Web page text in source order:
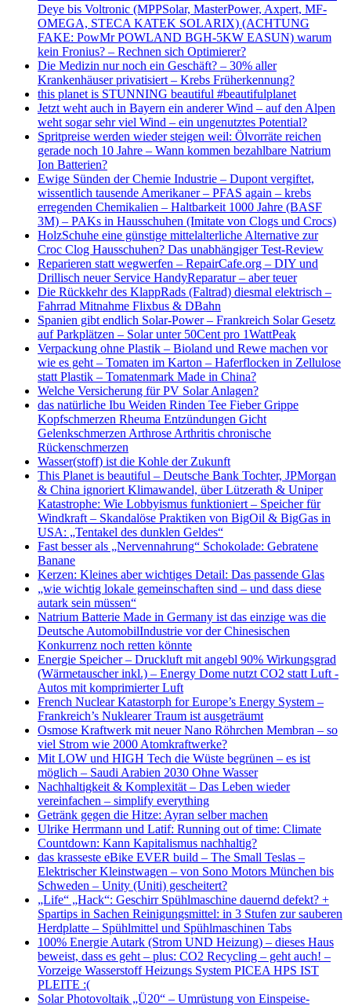
Deye bis Voltronic (MPPSolar, MasterPower, Axpert, MF-
OMEGA, STECA KATEK SOLARIX) (ACHTUNG
FAKE: PowMr POWLAND BGH-5KW EASUN) warum
kein Fronius? – Rechnen sich Optimierer?
Die Medizin nur noch ein Geschäft? – 30% aller
Krankenhäuser privatisiert – Krebs Früherkennung?
this planet is STUNNING beautiful #beautifulplanet
Jetzt weht auch in Bayern ein anderer Wind – auf den Alpen
weht sogar sehr viel Wind – ein ungenutztes Potential?
Spritpreise werden wieder steigen weil: Ölvorräte reichen
gerade noch 10 Jahre – Wann kommen bezahlbare Natrium
Ion Batterien?
Ewige Sünden der Chemie Industrie – Dupont vergiftet,
wissentlich tausende Amerikaner – PFAS again – krebs
erregenden Chemikalien – Haltbarkeit 1000 Jahre (BASF
3M) – PAKs in Hausschuhen (Imitate von Clogs und Crocs)
HolzSchuhe eine günstige mittelalterliche Alternative zur
Croc Clog Hausschuhen? Das unabhängiger Test-Review
Reparieren statt wegwerfen – RepairCafe.org – DIY und
Drillisch neuer Service HandyReparatur – aber teuer
Die Rückkehr des KlappRads (Faltrad) diesmal elektrisch –
Fahrrad Mitnahme Flixbus & DBahn
Spanien gibt endlich Solar-Power – Frankreich Solar Gesetz
auf Parkplätzen – Solar unter 50Cent pro 1WattPeak
Verpackung ohne Plastik – Bioland und Rewe machen vor
wie es geht – Tomaten im Karton – Haferflocken in Zellulose
statt Plastik – Tomatenmark Made in China?
Welche Versicherung für PV Solar Anlagen?
das natürliche Ibu Weiden Rinden Tee Fieber Grippe
Kopfschmerzen Rheuma Entzündungen Gicht
Gelenkschmerzen Arthrose Arthritis chronische
Rückenschmerzen
Wasser(stoff) ist die Kohle der Zukunft
This Planet is beautiful – Deutsche Bank Tochter, JPMorgan
& China ignoriert Klimawandel, über Lützerath & Uniper
Katastrophe: Wie Lobbyismus funktioniert – Speicher für
Windkraft – Skandalöse Praktiken von BigOil & BigGas in
USA: „Tentakel des dunklen Geldes“
Fast besser als „Nervennahrung“ Schokolade: Gebratene
Banane
Kerzen: Kleines aber wichtiges Detail: Das passende Glas
„wie wichtig lokale gemeinschaften sind – und dass diese
autark sein müssen“
Natrium Batterie Made in Germany ist das einzige was die
Deutsche AutomobilIndustrie vor der Chinesischen
Konkurrenz noch retten könnte
Energie Speicher – Druckluft mit angebl 90% Wirkungsgrad
(Wärmetauscher inkl.) – Energy Dome nutzt CO2 statt Luft -
Autos mit komprimierter Luft
French Nuclear Katastorph for Europe’s Energy System –
Frankreich’s Nuklearer Traum ist ausgeträumt
Osmose Kraftwerk mit neuer Nano Röhrchen Membran – so
viel Strom wie 2000 Atomkraftwerke?
Mit LOW und HIGH Tech die Wüste begrünen – es ist
möglich – Saudi Arabien 2030 Ohne Wasser
Nachhaltigkeit & Komplexität – Das Leben wieder
vereinfachen – simplify everything
Getränk gegen die Hitze: Ayran selber machen
Ulrike Herrmann und Latif: Running out of time: Climate
Countdown: Kann Kapitalismus nachhaltig?
das krasseste eBike EVER build – The Small Teslas –
Elektrischer Kleinstwagen – von Sono Motors München bis
Schweden – Unity (Uniti) gescheitert?
„Life“ „Hack“: Geschirr Spühlmaschine dauernd defekt? +
Spartips in Sachen Reinigungsmittel: in 3 Stufen zur sauberen
Herdplatte – Spühlmittel und Spühlmaschinen Tabs
100% Energie Autark (Strom UND Heizung) – dieses Haus
beweist, dass es geht – plus: CO2 Recycling – geht auch! –
Vorzeige Wasserstoff Heizungs System PICEA HPS IST
PLEITE :(
Solar Photovoltaik „Ü20“ – Umrüstung von Einspeise-